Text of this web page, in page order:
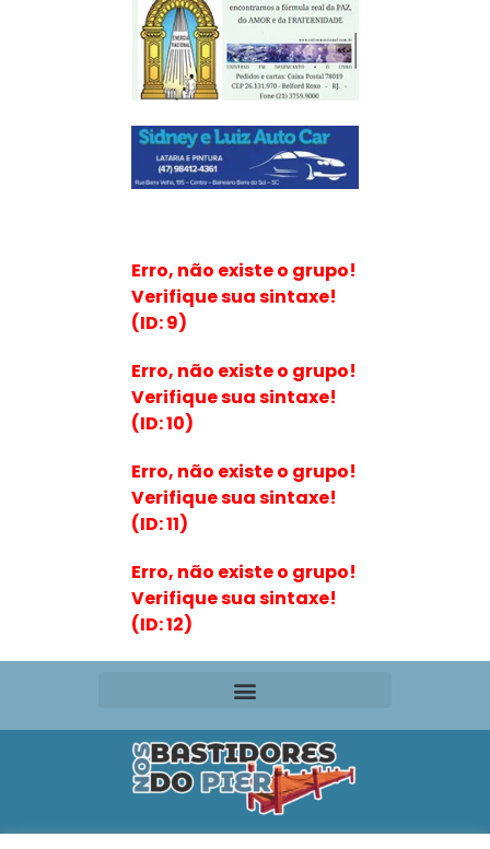
Erro, não existe o grupo!
Verifique sua sintaxe!
(ID: 9)
Erro, não existe o grupo!
Verifique sua sintaxe!
(ID: 10)
Erro, não existe o grupo!
Verifique sua sintaxe!
(ID: 11)
Erro, não existe o grupo!
Verifique sua sintaxe!
(ID: 12)